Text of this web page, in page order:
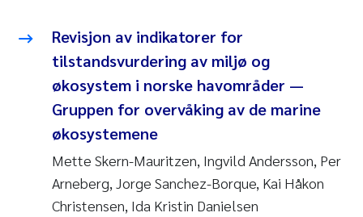
Knut Erik Tollefsen
Samantha Goncalves Prat
Øyvind Tangen Ødegaard
Debhasish Bhakta
Revisjon av indikatorer for
tilstandsvurdering av miljø og
økosystem i norske havområder —
Gruppen for overvåking av de marine
økosystemene
Mette Skern-Mauritzen, Ingvild Andersson, Per
Arneberg, Jorge Sanchez-Borque, Kai Håkon
Christensen, Ida Kristin Danielsen